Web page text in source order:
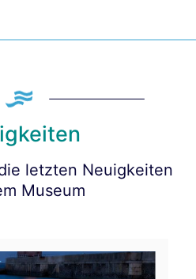
letzten Neuigkeiten
Museum